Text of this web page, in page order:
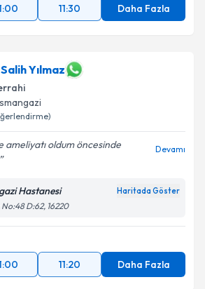
11:30 Daha Fazla
Yılmaz
oldum öncesinde
Devamı
Hastanesi Haritada Göster
No:48 D:62, 16220
11:20 Daha Fazla